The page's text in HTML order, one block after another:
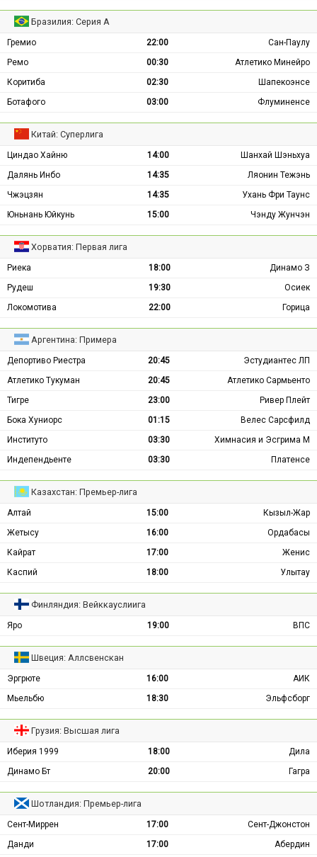
Бразилия: Серия А
Гремио 22:00
Сан-Паулу
Ремо
00:30
Атлетико Минейро
Коритиба
02:30
Шапекоэнсе
Ботафого
03:00 Флуминенсе
Китай: Суперлига
Циндао Хайню 14:00
Шанхай Шэньхуа
Далянь Инбо
14:35
Ляонин Тежэнь
Чжэцзян
14:35
Ухань Фри Таунс
Юньнань Юйкунь
15:00 Чэнду Жунчэн
Хорватия: Первая лига
Риека 18:00
Динамо З
Рудеш
19:30
Осиек
Локомотива
22:00 Горица
Аргентина: Примера
Депортиво Риестра 20:45
Эстудиантес ЛП
Атлетико Тукуман
20:45
Атлетико Сармьенто
Тигре
23:00
Ривер Плейт
Бока Хуниорс
01:15
Велес Сарсфилд
Институто
03:30
Химнасия и Эсгрима М
Индепендьенте
03:30 Платенсе
Казахстан: Премьер-лига
Алтай 15:00
Кызыл-Жар
Жетысу
16:00
Ордабасы
Кайрат
17:00
Женис
Каспий
18:00 Улытау
Финляндия: Вейккауслиига
Яро 19:00 ВПС
Швеция: Аллсвенскан
Эргрюте 16:00
АИК
Мьельбю
18:30 Эльфсборг
Грузия: Высшая лига
Иберия 1999 18:00
Дила
Динамо Бт
20:00 Гагра
Шотландия: Премьер-лига
Сент-Миррен 17:00
Сент-Джонстон
Данди
17:00 Абердин